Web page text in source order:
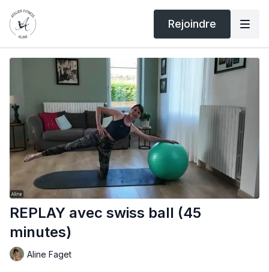
Rejoindre
REPLAY avec swiss ball (45
minutes)
Aline Faget